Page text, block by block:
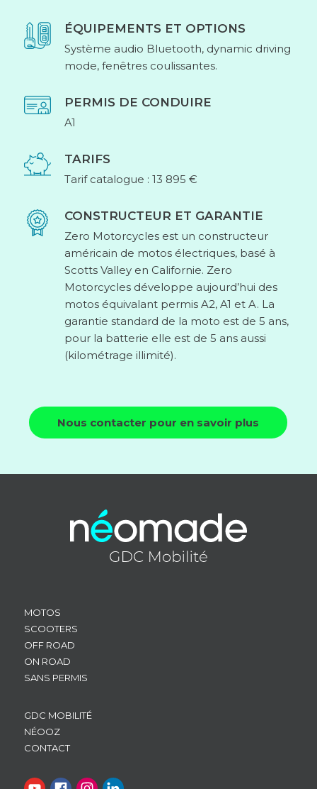
ÉQUIPEMENTS ET OPTIONS
Système audio Bluetooth, dynamic driving
mode, fenêtres coulissantes.
PERMIS DE CONDUIRE
A1
TARIFS
Tarif catalogue : 13 895 €
CONSTRUCTEUR ET GARANTIE
Zero Motorcycles est un constructeur
américain de motos électriques, basé à
Scotts Valley en Californie. Zero
Motorcycles développe aujourd’hui des
motos équivalant permis A2, A1 et A. La
garantie standard de la moto est de 5 ans,
pour la batterie elle est de 5 ans aussi
(kilométrage illimité).
Nous contacter pour en savoir plus
MOTOS
SCOOTERS
OFF ROAD
ON ROAD
SANS PERMIS
GDC MOBILITÉ
NÉOOZ
CONTACT